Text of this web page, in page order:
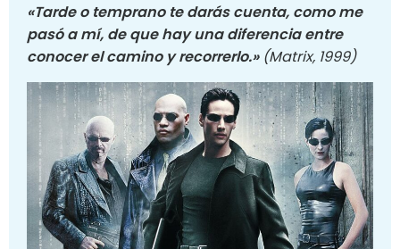
«Tarde o temprano te darás cuenta, como me
pasó a mí, de que hay una diferencia entre
conocer el camino y recorrerlo.» (Matrix, 1999)